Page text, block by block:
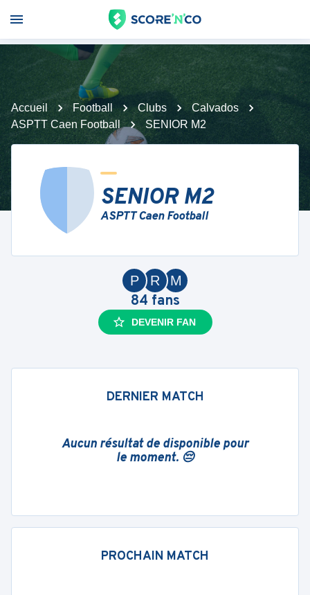
Accueil Football Clubs
Calvados
ASPTT Caen Football
SENIOR M2
SENIOR M2
ASPTT Caen Football
M
R
P
84 fans
DEVENIR FAN
DERNIER MATCH
Aucun résultat de disponible pour
le moment. 😔
PROCHAIN MATCH